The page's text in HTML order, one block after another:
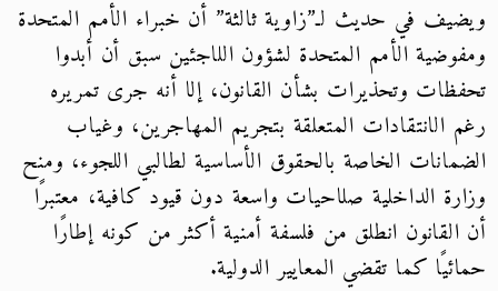
ويضيف في حديث لـ”زاوية ثالثة” أن خبراء الأمم المتحدة
ومفوضية الأمم المتحدة لشؤون اللاجئين سبق أن أبدوا
تحفظات وتحذيرات بشأن القانون، إلا أنه جرى تمريره
رغم الانتقادات المتعلقة بتجريم المهاجرين، وغياب
الضمانات الخاصة بالحقوق الأساسية لطالبي اللجوء، ومنح
وزارة الداخلية صلاحيات واسعة دون قيود كافية، معتبرًا
أن القانون انطلق من فلسفة أمنية أكثر من كونه إطارًا
حمائيًا كما تقضي المعايير الدولية.